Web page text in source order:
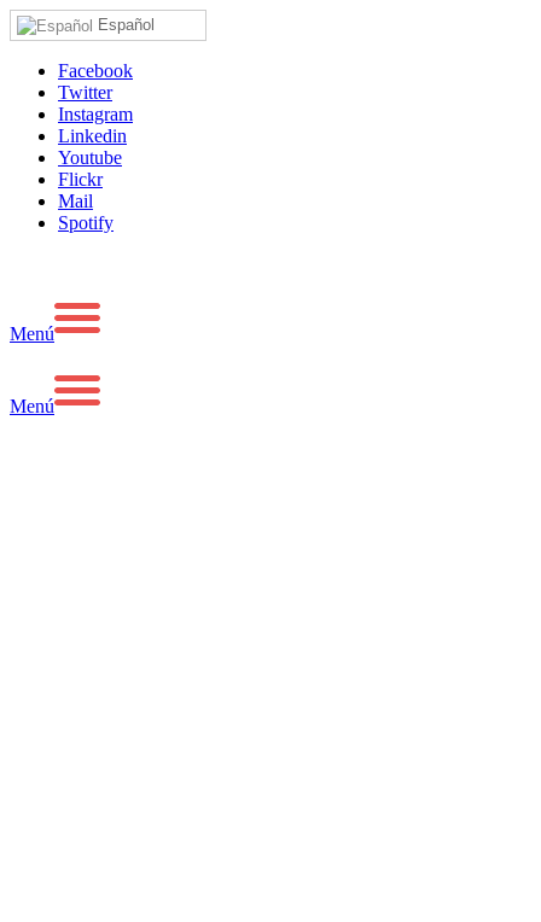
Español
Facebook
Twitter
Instagram
Linkedin
Youtube
Flickr
Mail
Spotify
Menú
Menú